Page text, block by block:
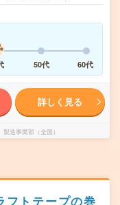
50代 60代
詳しく見る
造事業部（全国）
フトテープの巻